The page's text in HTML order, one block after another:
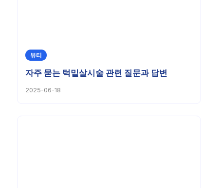
뷰티
자주 묻는 턱밑살시술 관련 질문과 답변
2025-06-18